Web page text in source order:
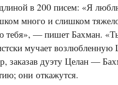
в 200 писем: «Я
много и слишком
тебя», — пишет Бахман.
мучает возлюбленную
заказав дуэту Целан —
они откажутся.